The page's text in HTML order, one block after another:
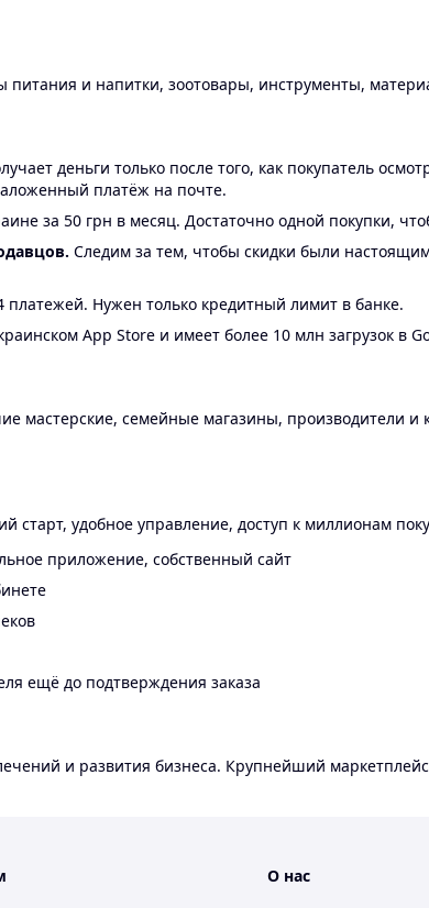
питания и напитки, зоотовары, инструменты,
деньги только после того, как покупатель
платёж на почте.
за 50 грн в месяц. Достаточно одной покупки,
Следим за тем, чтобы скидки были
платежей. Нужен только кредитный лимит в банке.
App Store и имеет более 10 млн загрузок в
мастерские, семейные магазины, производители
старт, удобное управление, доступ к миллионам
приложение, собственный сайт
ещё до подтверждения заказа
и развития бизнеса. Крупнейший
О нас